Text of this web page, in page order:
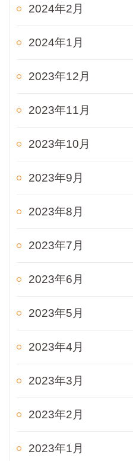
2024年2月
2024年1月
2023年12月
2023年11月
2023年10月
2023年9月
2023年8月
2023年7月
2023年6月
2023年5月
2023年4月
2023年3月
2023年2月
2023年1月